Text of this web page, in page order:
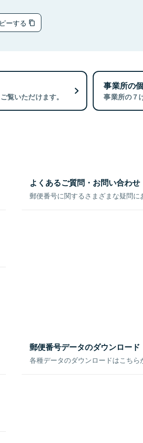
ーする
覧いただけます。
事業所の
事業所の７
よくあるご質問・お問い合わせ
郵便番号に関するさまざまな疑問に
郵便番号データのダウンロード
各種データのダウンロードはこちら